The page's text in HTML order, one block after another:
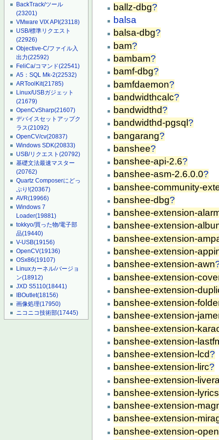
BackTrack/ツール
(23201)
VMware VIX API(23118)
USB/標準リクエスト
(22926)
Objective-C/ファイル入
出力(22592)
FeliCa/コマンド(22541)
A5：SQL Mk-2(22532)
ARToolKit(21785)
Linux/USBガジェット
(21679)
OpenCvSharp(21607)
デバイスセットアップク
ラス(21092)
OpenCV/cv(20837)
Windows SDK(20833)
USB/リクエスト(20792)
基礎文法最速マスター
(20762)
Quartz Composerにどっ
ぷり!(20367)
AVR(19966)
Windows 7
Loader(19881)
tokkyo/買った物/電子部
品(19440)
V-USB(19156)
OpenCV(19136)
OSx86(19107)
Linuxカーネル/バージョ
ン(18912)
JXD S5110(18441)
IBOutlet(18156)
画像処理(17950)
ニコニコ技術部(17445)
ballz-dbg?
balsa
balsa-dbg?
bam?
bambam?
bamf-dbg?
bamfdaemon?
bandwidthcalc?
bandwidthd?
bandwidthd-pgsql ?
bangarang?
banshee?
banshee-api-2.6?
banshee-asm-2.6.0.0?
banshee-community-
banshee-dbg?
banshee-extension-
banshee-extension-
banshee-extension-
banshee-extension-
banshee-extension-awn
banshee-extension-
banshee-extension-
banshee-extension-
banshee-extension-
banshee-extension-
banshee-extension-
banshee-extension-lcd?
banshee-extension-lirc?
banshee-extension-
banshee-extension-lyrics
banshee-extension-
banshee-extension-
banshee-extension-